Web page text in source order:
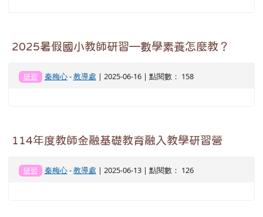
2025暑假國小教師研習—數學素養怎麼教？
研習 秦梅心-教導處 | 2025-06-16 | 點閱數： 158
114年度教師金融基礎教育融入教學研習營
研習 秦梅心-教導處 | 2025-06-13 | 點閱數： 126